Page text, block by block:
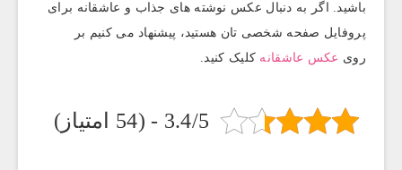
باشید. اگر به دنبال عکس نوشته های جذاب و عاشقانه برای
پروفایل صفحه شخصی تان هستید، پیشنهاد می کنیم بر
روی عکس عاشقانه کلیک کنید.
3.4/5 - (54 امتیاز)